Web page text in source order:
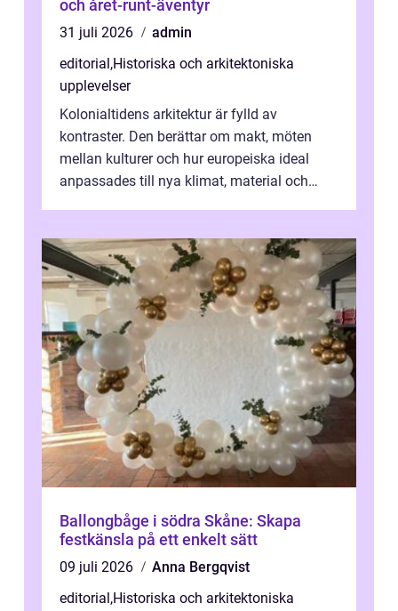
och året-runt-äventyr
31 juli 2026
admin
editorial,Historiska och arkitektoniska
upplevelser
Kolonialtidens arkitektur är fylld av
kontraster. Den berättar om makt, möten
mellan kulturer och hur europeiska ideal
anpassades till nya klimat, material och
Ballongbåge i södra Skåne: Skapa
festkänsla på ett enkelt sätt
09 juli 2026
Anna Bergqvist
editorial,Historiska och arkitektoniska